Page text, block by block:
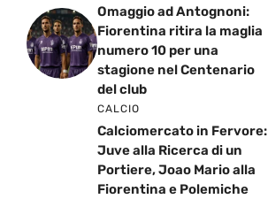
Omaggio ad Antognoni:
Fiorentina ritira la maglia
numero 10 per una
stagione nel Centenario
del club
CALCIO
Calciomercato in Fervore:
Juve alla Ricerca di un
Portiere, Joao Mario alla
Fiorentina e Polemiche